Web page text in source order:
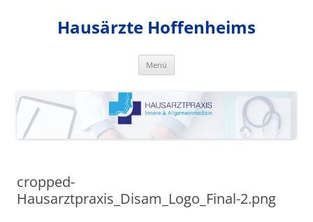
Hausärzte Hoffenheims
Menü
cropped-
Hausarztpraxis_Disam_Logo_Final-2.png